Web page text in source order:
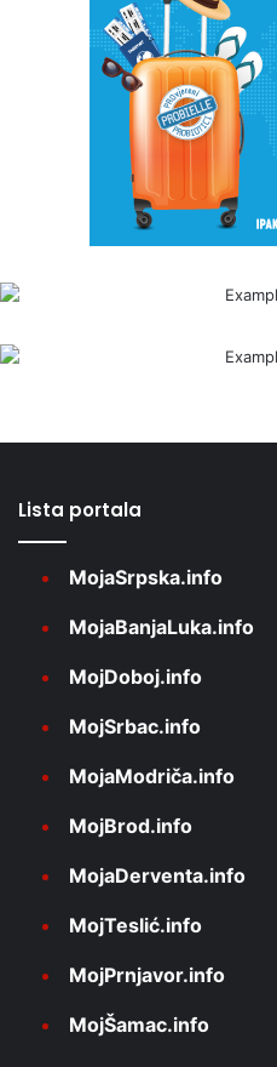
Lista portala
MojaSrpska.info
MojaBanjaLuka.info
MojDoboj.info
MojSrbac.info
MojaModriča.info
MojBrod.info
MojaDerventa.info
MojTeslić.info
MojPrnjavor.info
MojŠamac.info